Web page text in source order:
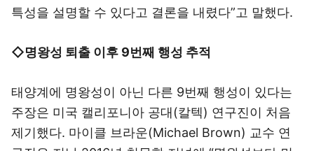
특성을 설명할 수 있다고 결론을 내렸다”고 말했다.
◇명왕성 퇴출 이후 9번째 행성 추적
태양계에 명왕성이 아닌 다른 9번째 행성이 있다는
주장은 미국 캘리포니아 공대(칼텍) 연구진이 처음
제기했다. 마이클 브라운(Michael Brown) 교수 연